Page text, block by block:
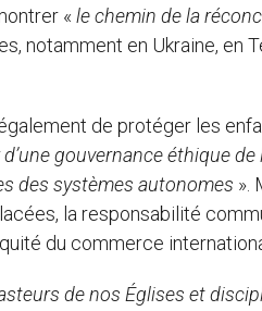
« le chemin de la
notamment en Ukraine, en
de protéger les
gouvernance éthique
des systèmes autonomes ».
la responsabilité
du commerce
de nos Églises et